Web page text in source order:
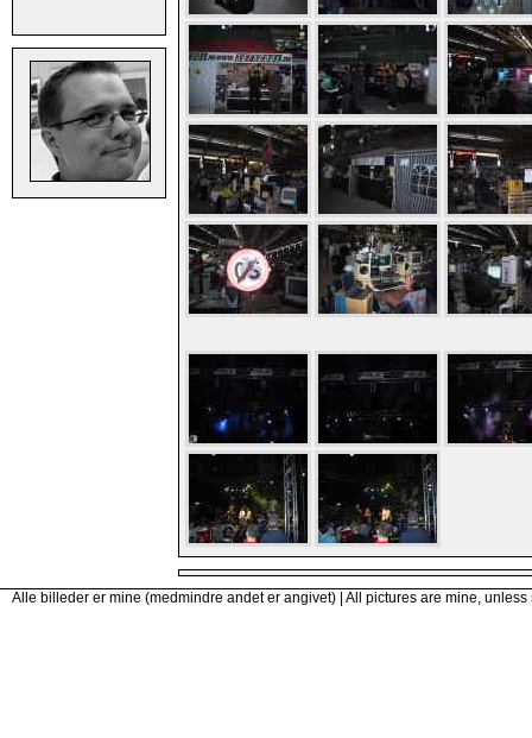
Alle billeder er mine (medmindre andet er angivet) | All pictures are mine,